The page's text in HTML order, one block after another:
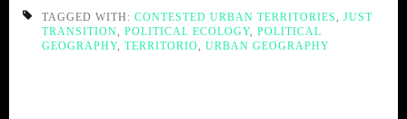
TAGGED WITH: CONTESTED URBAN TERRITORIES, JUST
TRANSITION, POLITICAL ECOLOGY, POLITICAL
GEOGRAPHY, TERRITORIO, URBAN GEOGRAPHY